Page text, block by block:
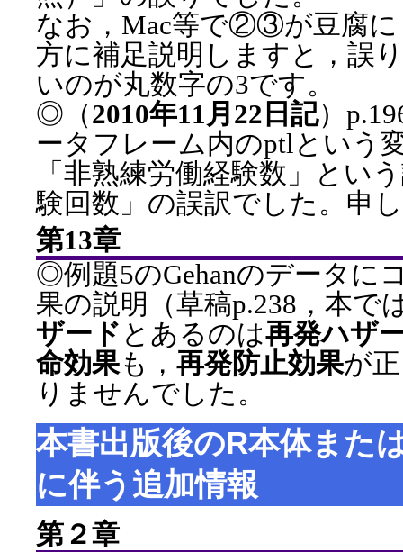
なお，Mac等で②③が豆腐に
方に補足説明しますと，誤
いのが丸数字の3です。
◎（2010年11月22日記）
ータフレーム内のptlという
「非熟練労働経験数」とい
験回数」の誤訳でした。申
第13章
◎例題5のGehanのデータに
果の説明（草稿p.238，本で
ザード とあるのは再発ハザ
命効果も， 再発防止効果が
りませんでした。
本書出版後のR本体また
に伴う追加情報
第２章